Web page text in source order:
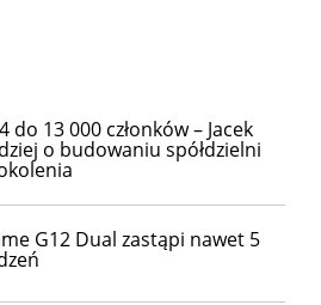
do 13 000 członków – Jacek
o budowaniu spółdzielni
G12 Dual zastąpi nawet 5